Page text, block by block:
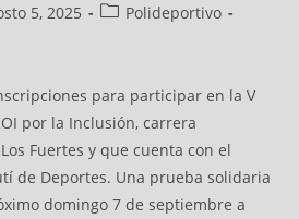
5, 2025
Polideportivo
para participar en la V
por la Inclusión, carrera
Fuertes y que cuenta con el
de Deportes. Una prueba solidaria
domingo 7 de septiembre a